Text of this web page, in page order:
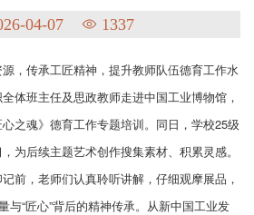
04-07 1337
，传承工匠精神，提升教师队伍德育工作水
体班主任及思政教师走进中国工业博物馆，
之魂》德育工作专题培训。同日，学校25级
为后续主题艺术创作搜集素材、积累灵感。
前，老师们认真聆听讲解，仔细观摩展品，
与“匠心”背后的精神传承。从新中国工业发